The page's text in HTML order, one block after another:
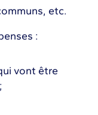
etc.
:
vont être